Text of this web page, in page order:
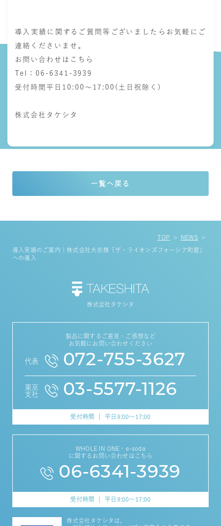
導入実績に関するご質問等ございましたらお気軽にご
連絡くださいませ。
お問い合わせはこちら
Tel：06-6341-3939
受付時間 平日10:00～17:00(土日祝除く)
株式会社タケシタ
一覧へ戻る
TOP NEWS
導入実績のご案内｜株式会社大京様「ザ・ライオンズフォーシア町屋」
への導入
株式会社タケシタ
製品に関するご意見・ご感想など
お気軽にお問い合わせください
代表 072-755-3627
東京
支社
03-5577-1126
受付時間 平日9:00～17:00
WHOLE IN ONE・e-soda
に関するお問い合わせはこちら
06-6341-3939
受付時間 平日9:00～17:00
株式会社タケシタは、